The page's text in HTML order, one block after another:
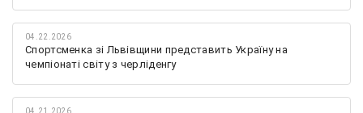
04.22.2026
Спортсменка зі Львівщини представить Україну на
чемпіонаті світу з черліденгу
04.21.2026